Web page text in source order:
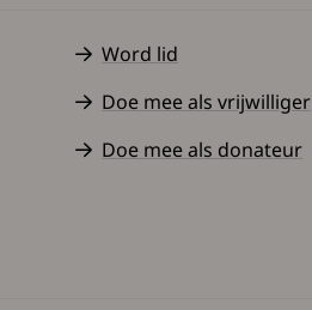
Word lid
Doe mee als vrijwilliger
Doe mee als donateur